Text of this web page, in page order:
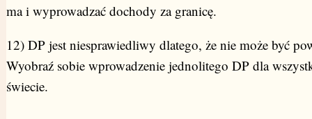
ma i wyprowadzać dochody za granicę.
12) DP jest niesprawiedliwy dlatego, że nie może być
Wyobraź sobie wprowadzenie jednolitego DP dla
świecie.